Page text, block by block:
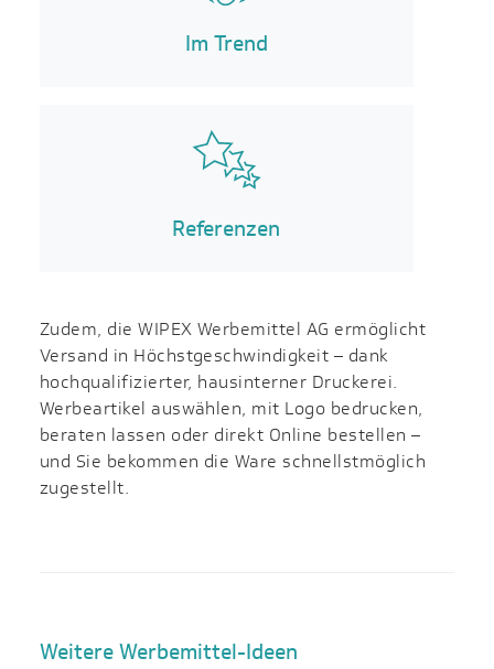
Im Trend
Referenzen
Zudem, die WIPEX Werbemittel AG ermöglicht
Versand in Höchst­geschwin­digkeit – dank
hochqualifizierter, haus­interner Druckerei.
Werbeartikel auswählen, mit Logo bedrucken,
beraten lassen oder direkt Online bestellen –
und Sie bekommen die Ware schnellstmöglich
zugestellt.
Weitere Werbemittel-Ideen